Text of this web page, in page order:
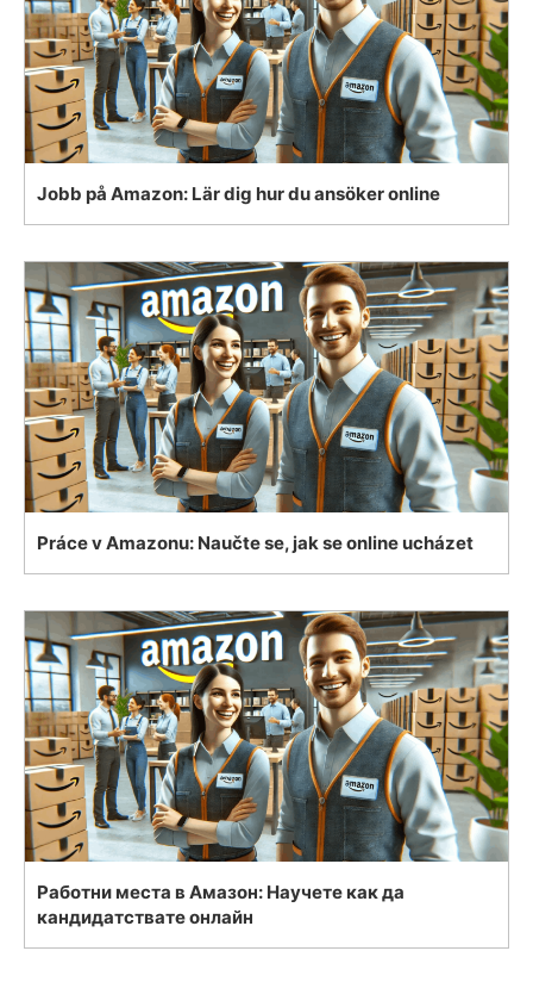
Jobb på Amazon: Lär dig hur du ansöker online
Práce v Amazonu: Naučte se, jak se online ucházet
Работни места в Амазон: Научете как да
кандидатствате онлайн